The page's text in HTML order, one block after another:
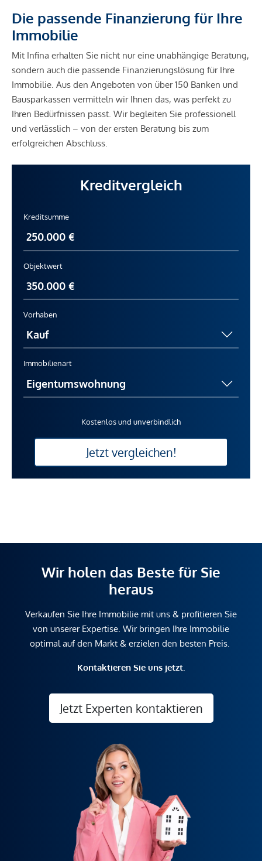
Die passende Finanzierung für Ihre
Immobilie
Mit Infina erhalten Sie nicht nur eine unabhängige Beratung,
sondern auch die passende Finanzierungslösung für Ihre
Immobilie. Aus den Angeboten von über 150 Banken und
Bausparkassen vermitteln wir Ihnen das, was perfekt zu
Ihren Bedürfnissen passt. Wir begleiten Sie professionell
und verlässlich – von der ersten Beratung bis zum
erfolgreichen Abschluss.
Kreditvergleich
Kreditsumme
Objektwert
Vorhaben
Immobilienart
Kostenlos und unverbindlich
Jetzt vergleichen!
Wir holen das Beste für Sie
heraus
Verkaufen Sie Ihre Immobilie mit uns & profitieren Sie
von unserer Expertise. Wir bringen Ihre Immobilie
optimal auf den Markt & erzielen den besten Preis.
Kontaktieren Sie uns jetzt.
Jetzt Experten kontaktieren